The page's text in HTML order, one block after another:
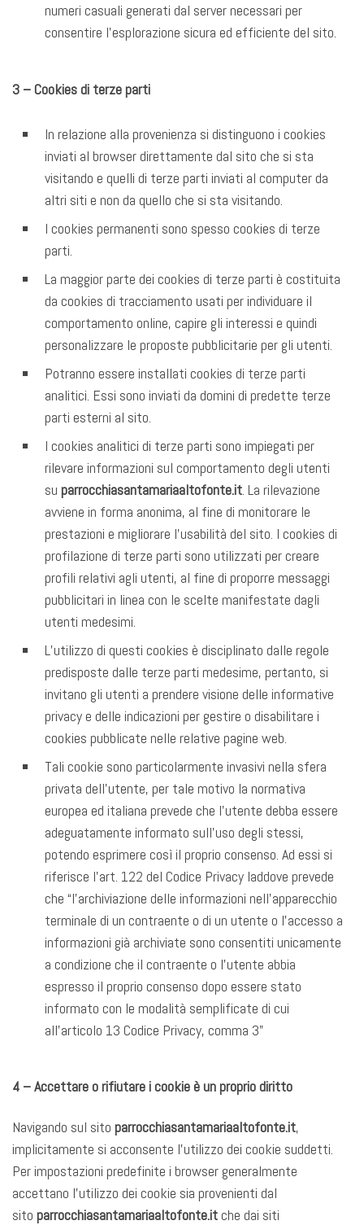
numeri casuali generati dal server necessari per
consentire l’esplorazione sicura ed efficiente del sito.
3 – Cookies di terze parti
In relazione alla provenienza si distinguono i cookies
inviati al browser direttamente dal sito che si sta
visitando e quelli di terze parti inviati al computer da
altri siti e non da quello che si sta visitando.
I cookies permanenti sono spesso cookies di terze
parti.
La maggior parte dei cookies di terze parti è costituita
da cookies di tracciamento usati per individuare il
comportamento online, capire gli interessi e quindi
personalizzare le proposte pubblicitarie per gli utenti.
Potranno essere installati cookies di terze parti
analitici. Essi sono inviati da domini di predette terze
parti esterni al sito.
I cookies analitici di terze parti sono impiegati per
rilevare informazioni sul comportamento degli utenti
su parrocchiasantamariaaltofonte.it. La rilevazione
avviene in forma anonima, al fine di monitorare le
prestazioni e migliorare l’usabilità del sito. I cookies di
profilazione di terze parti sono utilizzati per creare
profili relativi agli utenti, al fine di proporre messaggi
pubblicitari in linea con le scelte manifestate dagli
utenti medesimi.
L’utilizzo di questi cookies è disciplinato dalle regole
predisposte dalle terze parti medesime, pertanto, si
invitano gli utenti a prendere visione delle informative
privacy e delle indicazioni per gestire o disabilitare i
cookies pubblicate nelle relative pagine web.
Tali cookie sono particolarmente invasivi nella sfera
privata dell’utente, per tale motivo la normativa
europea ed italiana prevede che l’utente debba essere
adeguatamente informato sull’uso degli stessi,
potendo esprimere così il proprio consenso. Ad essi si
riferisce l’art. 122 del Codice Privacy laddove prevede
che “l’archiviazione delle informazioni nell’apparecchio
terminale di un contraente o di un utente o l’accesso a
informazioni già archiviate sono consentiti unicamente
a condizione che il contraente o l’utente abbia
espresso il proprio consenso dopo essere stato
informato con le modalità semplificate di cui
all’articolo 13 Codice Privacy, comma 3”
4 – Accettare o rifiutare i cookie è un proprio diritto
Navigando sul sito parrocchiasantamariaaltofonte.it,
implicitamente si acconsente l’utilizzo dei cookie suddetti.
Per impostazioni predefinite i browser generalmente
accettano l’utilizzo dei cookie sia provenienti dal
sito parrocchiasantamariaaltofonte.itche dai siti